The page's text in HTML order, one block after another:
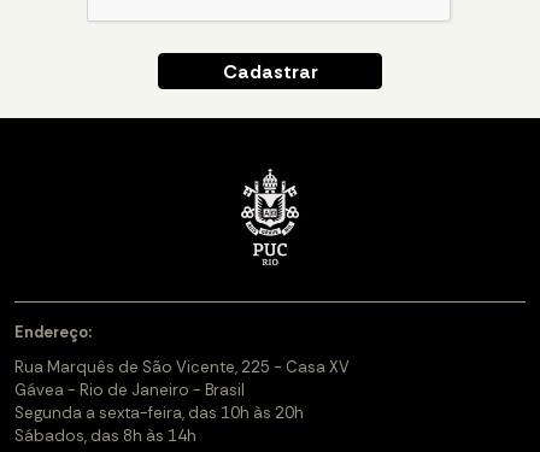
Endereço:
Rua Marquês de São Vicente, 225 - Casa XV
Gávea - Rio de Janeiro - Brasil
Segunda a sexta-feira, das 10h às 20h
Sábados, das 8h às 14h